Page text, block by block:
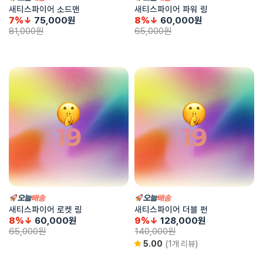
새티스파이어 소드맨
7%↓ 75,000원
81,000원
새티스파이어 파워 링
8%↓ 60,000원
65,000원
새티스파이어 로켓 링
8%↓ 60,000원
65,000원
새티스파이어 더블 펀
9%↓ 128,000원
140,000원
5.00 (1개 리뷰)